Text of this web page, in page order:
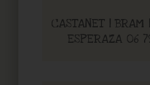
CASTANET | BRAM
ESPERAZA 06